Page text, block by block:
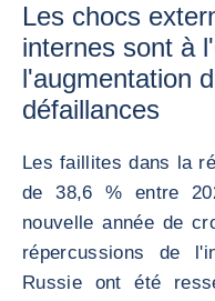
Les chocs
internes sont à
l'augmentation
défaillances
Les faillites dans la
de 38,6 % entre
nouvelle année de
répercussions de
Russie ont été